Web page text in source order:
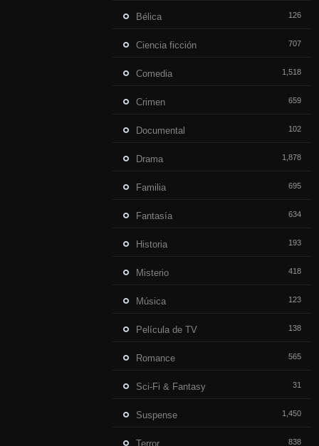
Bélica 126
Ciencia ficción 707
Comedia 1,518
Crimen 659
Documental 102
Drama 1,878
Familia 695
Fantasía 634
Historia 193
Misterio 418
Música 123
Película de TV 138
Romance 565
Sci-Fi & Fantasy 31
Suspense 1,450
Terror 838